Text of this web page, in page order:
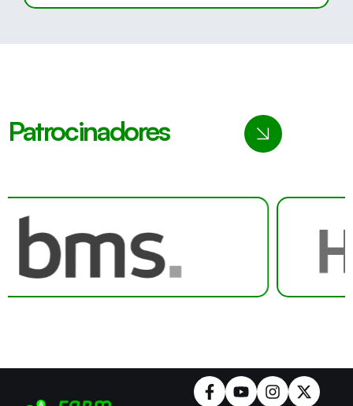
Patrocinadores